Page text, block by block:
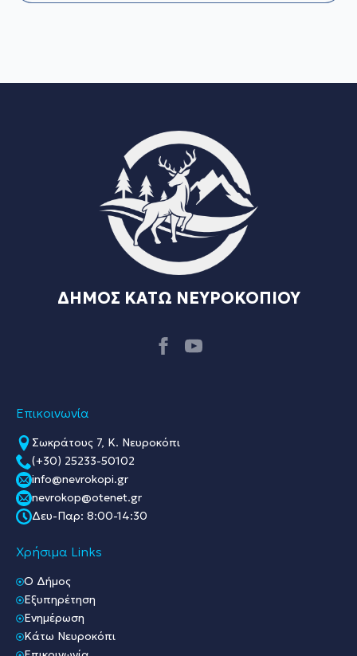
ΔΗΜΟΣ ΚΑΤΩ ΝΕΥΡΟΚΟΠΙΟΥ
Επικοινωνία
Σωκράτους 7, Κ. Νευροκόπι
(+30) 25233-50102
info@nevrokopi.gr
nevrokop@otenet.gr
Δευ-Παρ: 8:00-14:30
Χρήσιμα Links
O Δήμος
Εξυπηρέτηση
Ενημέρωση
Κάτω Νευροκόπι